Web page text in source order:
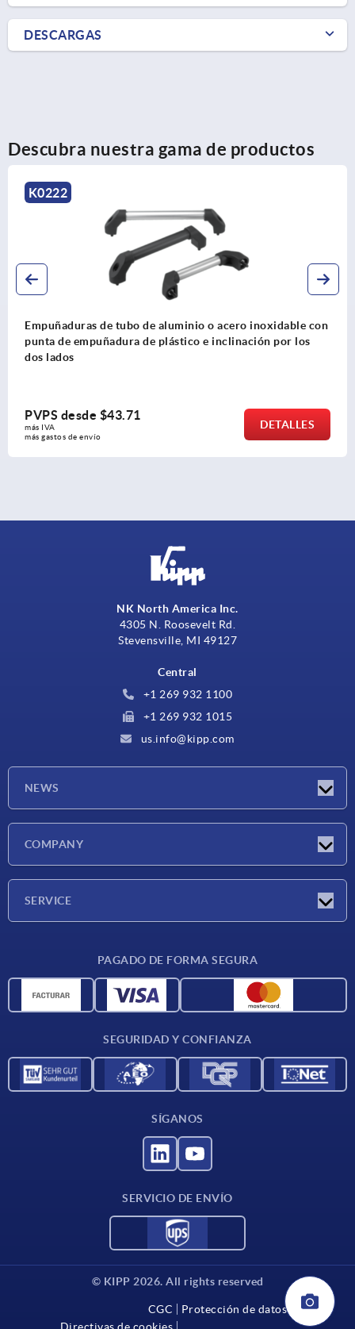
DESCARGAS
Descubra nuestra gama de productos
con
los
Empuñaduras de tubo de aluminio o acero
punta de empuñadura de plástico
PVPS desde
NK North America Inc.
4305 N. Roosevelt Rd.
Stevensville, MI 49127
Central
+1 269 932 1100
+1 269 932 1015
us.info@kipp.com
NEWS
COMPANY
SERVICE
Materiales
PAGADO DE FORMA SEGURA
SEGURIDAD Y CONFIANZA
SÍGANOS
SERVICIO DE ENVÍO
© KIPP 2026. All rights reserved
CGC
Protección de datos